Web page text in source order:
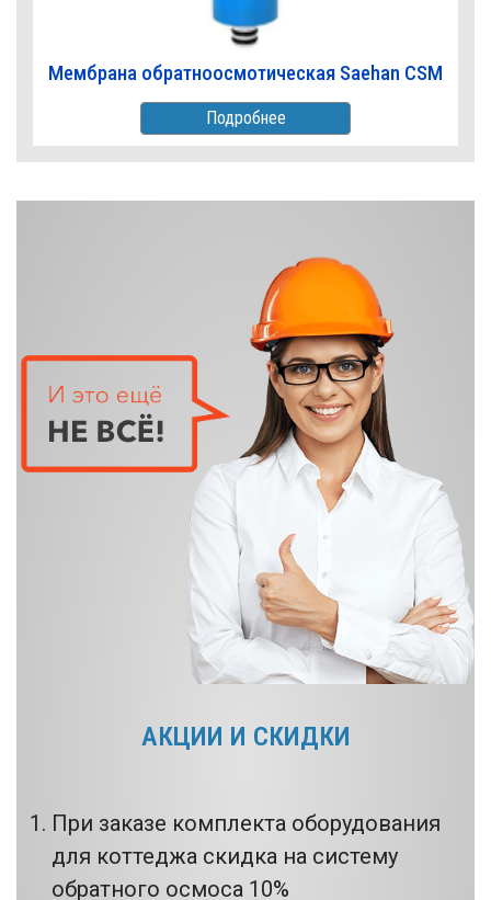
Мембрана обратноосмотическая Saehan CSM
Подробнее
АКЦИИ И СКИДКИ
При заказе комплекта оборудования
для коттеджа скидка на систему
обратного осмоса 10%